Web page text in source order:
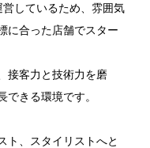
しているため、雰囲気
に合った店舗でスター
接客力と技術力を磨
できる環境です。
ト、スタイリストへと